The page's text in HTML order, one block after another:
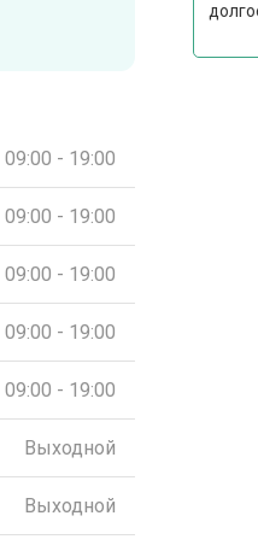
09:00 - 19:00
09:00 - 19:00
09:00 - 19:00
09:00 - 19:00
09:00 - 19:00
Выходной
Выходной